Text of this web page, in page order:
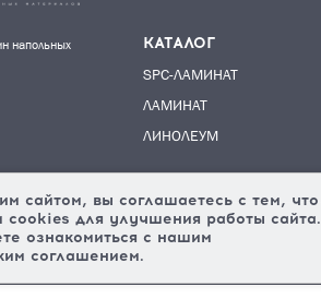
напольных
КАТАЛОГ
SPC-ЛАМИНАТ
ЛАМИНАТ
ЛИНОЛЕУМ
сайтом, вы соглашаетесь с тем, что
cookies для улучшения работы сайта.
ознакомиться с нашим
соглашением.